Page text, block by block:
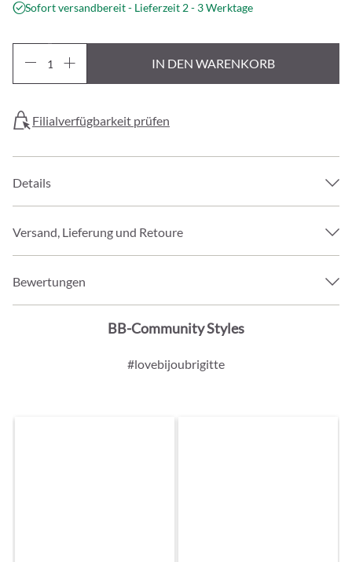
Sofort versandbereit - Lieferzeit 2 - 3 Werktage
IN DEN WARENKORB
Filialverfügbarkeit prüfen
Details
Versand, Lieferung und Retoure
Bewertungen
BB-Community Styles
#lovebijoubrigitte